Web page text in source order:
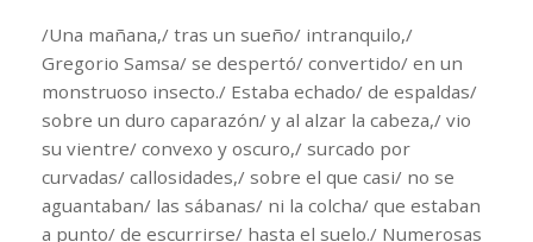
/Una mañana,/ tras un sueño/ intranquilo,/
Gregorio Samsa/ se despertó/ convertido/ en un
monstruoso insecto./ Estaba echado/ de espaldas/
sobre un duro caparazón/ y al alzar la cabeza,/ vio
su vientre/ convexo y oscuro,/ surcado por
curvadas/ callosidades,/ sobre el que casi/ no se
aguantaban/ las sábanas/ ni la colcha/ que estaban
a punto/ de escurrirse/ hasta el suelo./ Numerosas